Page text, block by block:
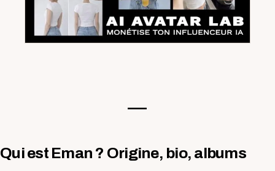
—-
Qui est Eman ? Origine, bio, albums